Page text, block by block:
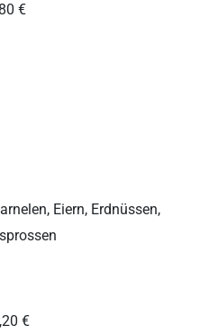
€
Eiern, Erdnüssen,
€